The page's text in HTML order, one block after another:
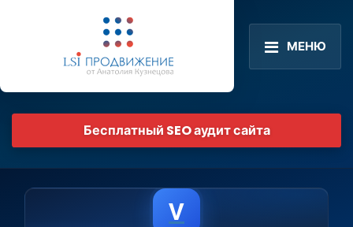
МЕНЮ
Бесплатный SEO аудит сайта
V